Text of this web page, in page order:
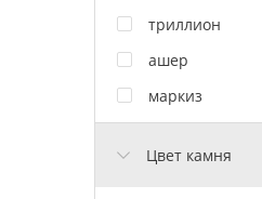
триллион
ашер
маркиз
Цвет камня